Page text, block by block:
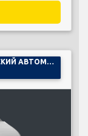
9-МЕСТНЫЙ ПАССАЖИРСКИЙ АВТОМОБИЛЬ